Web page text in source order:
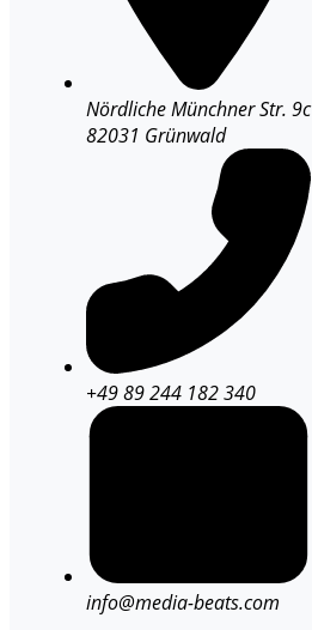
Nördliche Münchner Str. 9c
82031 Grünwald
+49 89 244 182 340
info@media-beats.com